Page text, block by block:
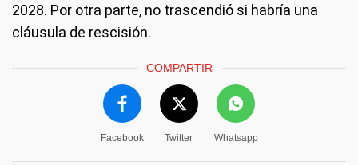
2028. Por otra parte, no trascendió si habría una
cláusula de rescisión.
COMPARTIR
Facebook Twitter Whatsapp